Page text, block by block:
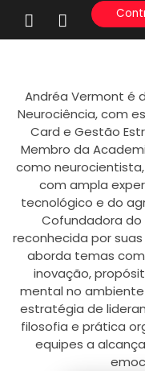
Andréa Vermont é
Neurociência, com
Card e Gestão
Membro da
como
com ampla
tecnológico e do
Cofundadora do
reconhecida por
aborda temas
inovação,
mental no
estratégia de
filosofia e prática
equipes a